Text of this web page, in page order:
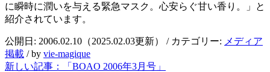
に瞬時に潤いを与える緊急マスク。心安らぐ甘い香り。」と
紹介されています。
公開日: 2006.02.10 （2025.02.03更新） / カテゴリー: メディア
掲載 /by vie-magique
新しい記事：
「BOAO 2006年3月号」